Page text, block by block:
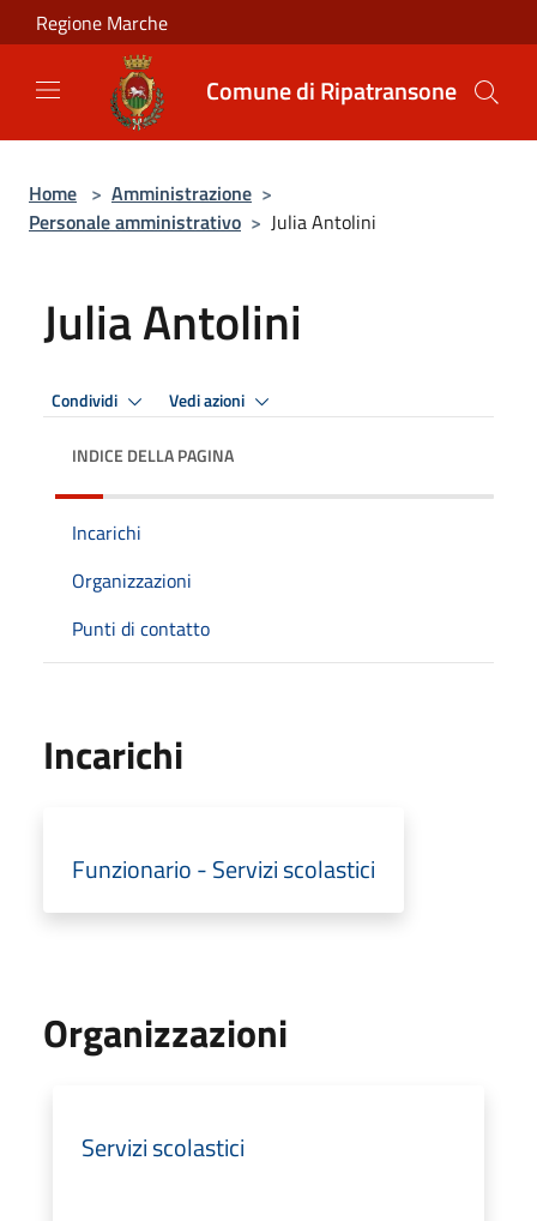
Salta al contenuto principale
Regione Marche
Comune di Ripatransone
Home > Amministrazione >
Personale amministrativo > Julia Antolini
Julia Antolini
Condividi Vedi azioni
INDICE DELLA PAGINA
Incarichi
Organizzazioni
Punti di contatto
Incarichi
Funzionario - Servizi scolastici
Organizzazioni
Servizi scolastici